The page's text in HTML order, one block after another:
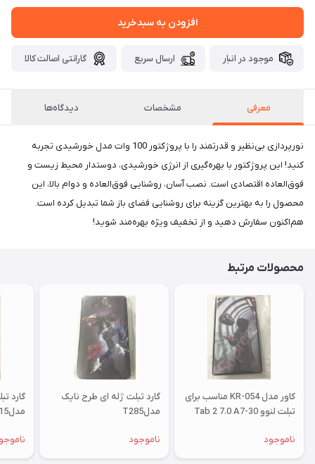
افزودن به سبدخرید
موجود در انبار ارسال سریع گارانتی اصالت کالا
معرفی مشخصات دیدگاه‌ها
نورپردازی بی‌نظیر و قدرتمند را با پروژکتور 100 وات مدل خورشیدی تجربه
کنید! این پروژکتور با بهره‌گیری از انرژی خورشیدی، دوستدار محیط زیست و
فوق‌العاده اقتصادی است. نصب آسان، روشنایی فوق‌العاده و دوام بالا، این
محصول را به بهترین گزینه برای روشنایی فضای باز شما تبدیل کرده است.
هم‌اکنون سفارش دهید و از تخفیف ویژه بهره‌مند شوید!
محصولات مرتبط
کاور مدل KR-054 مناسب برای
تبلت لنوو Tab 2 7.0 A7-30
ناموجود
گارد تبلت ژله ای طرح نایک
مدلT285
ناموجود
گارد
مدلT515